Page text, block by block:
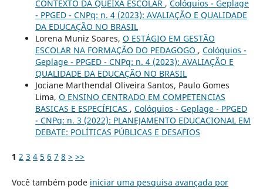
CONTEXTO DA QUEIXA ESCOLAR , Colóquios - Geplage
- PPGED - CNPq: n. 4 (2023): AVALIAÇÃO E QUALIDADE
DA EDUCAÇÃO NO BRASIL
Lorena Muniz Soares, O ESTÁGIO EM GESTÃO
ESCOLAR NA FORMAÇÃO DO PEDAGOGO , Colóquios -
Geplage - PPGED - CNPq: n. 4 (2023): AVALIAÇÃO E
QUALIDADE DA EDUCAÇÃO NO BRASIL
Jociane Marthendal Oliveira Santos, Paulo Gomes
Lima, O ENSINO CENTRADO EM COMPETENCIAS
BASICAS E ESPECÍFICAS , Colóquios - Geplage - PPGED
- CNPq: n. 3 (2022): PLANEJAMENTO EDUCACIONAL EM
DEBATE: POLÍTICAS PÚBLICAS E DESAFIOS
1 2 3 4 5 6 7 8 > >>
Você também pode iniciar uma pesquisa avançada por